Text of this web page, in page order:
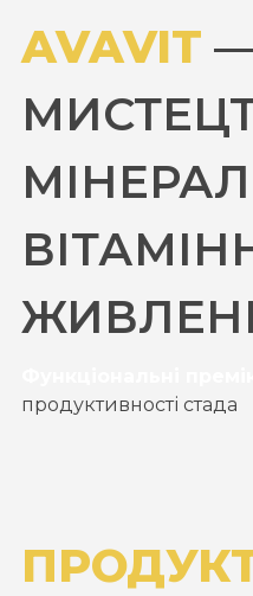
AVAVIT
продуктивності стада